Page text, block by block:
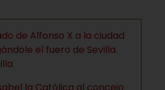
de Alfonso X a la ciudad
el fuero de Sevilla.
la Católica al concejo